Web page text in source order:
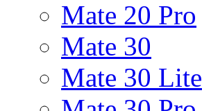
Mate 20 Pro
Mate 30
Mate 30 Lite